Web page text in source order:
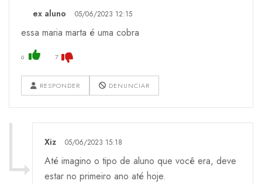
ex aluno 05/06/2023 12:15
essa maria marta é uma cobra
6 7
RESPONDER DENUNCIAR
Xiz 05/06/2023 15:18
Até imagino o tipo de aluno que você era, deve
estar no primeiro ano até hoje.